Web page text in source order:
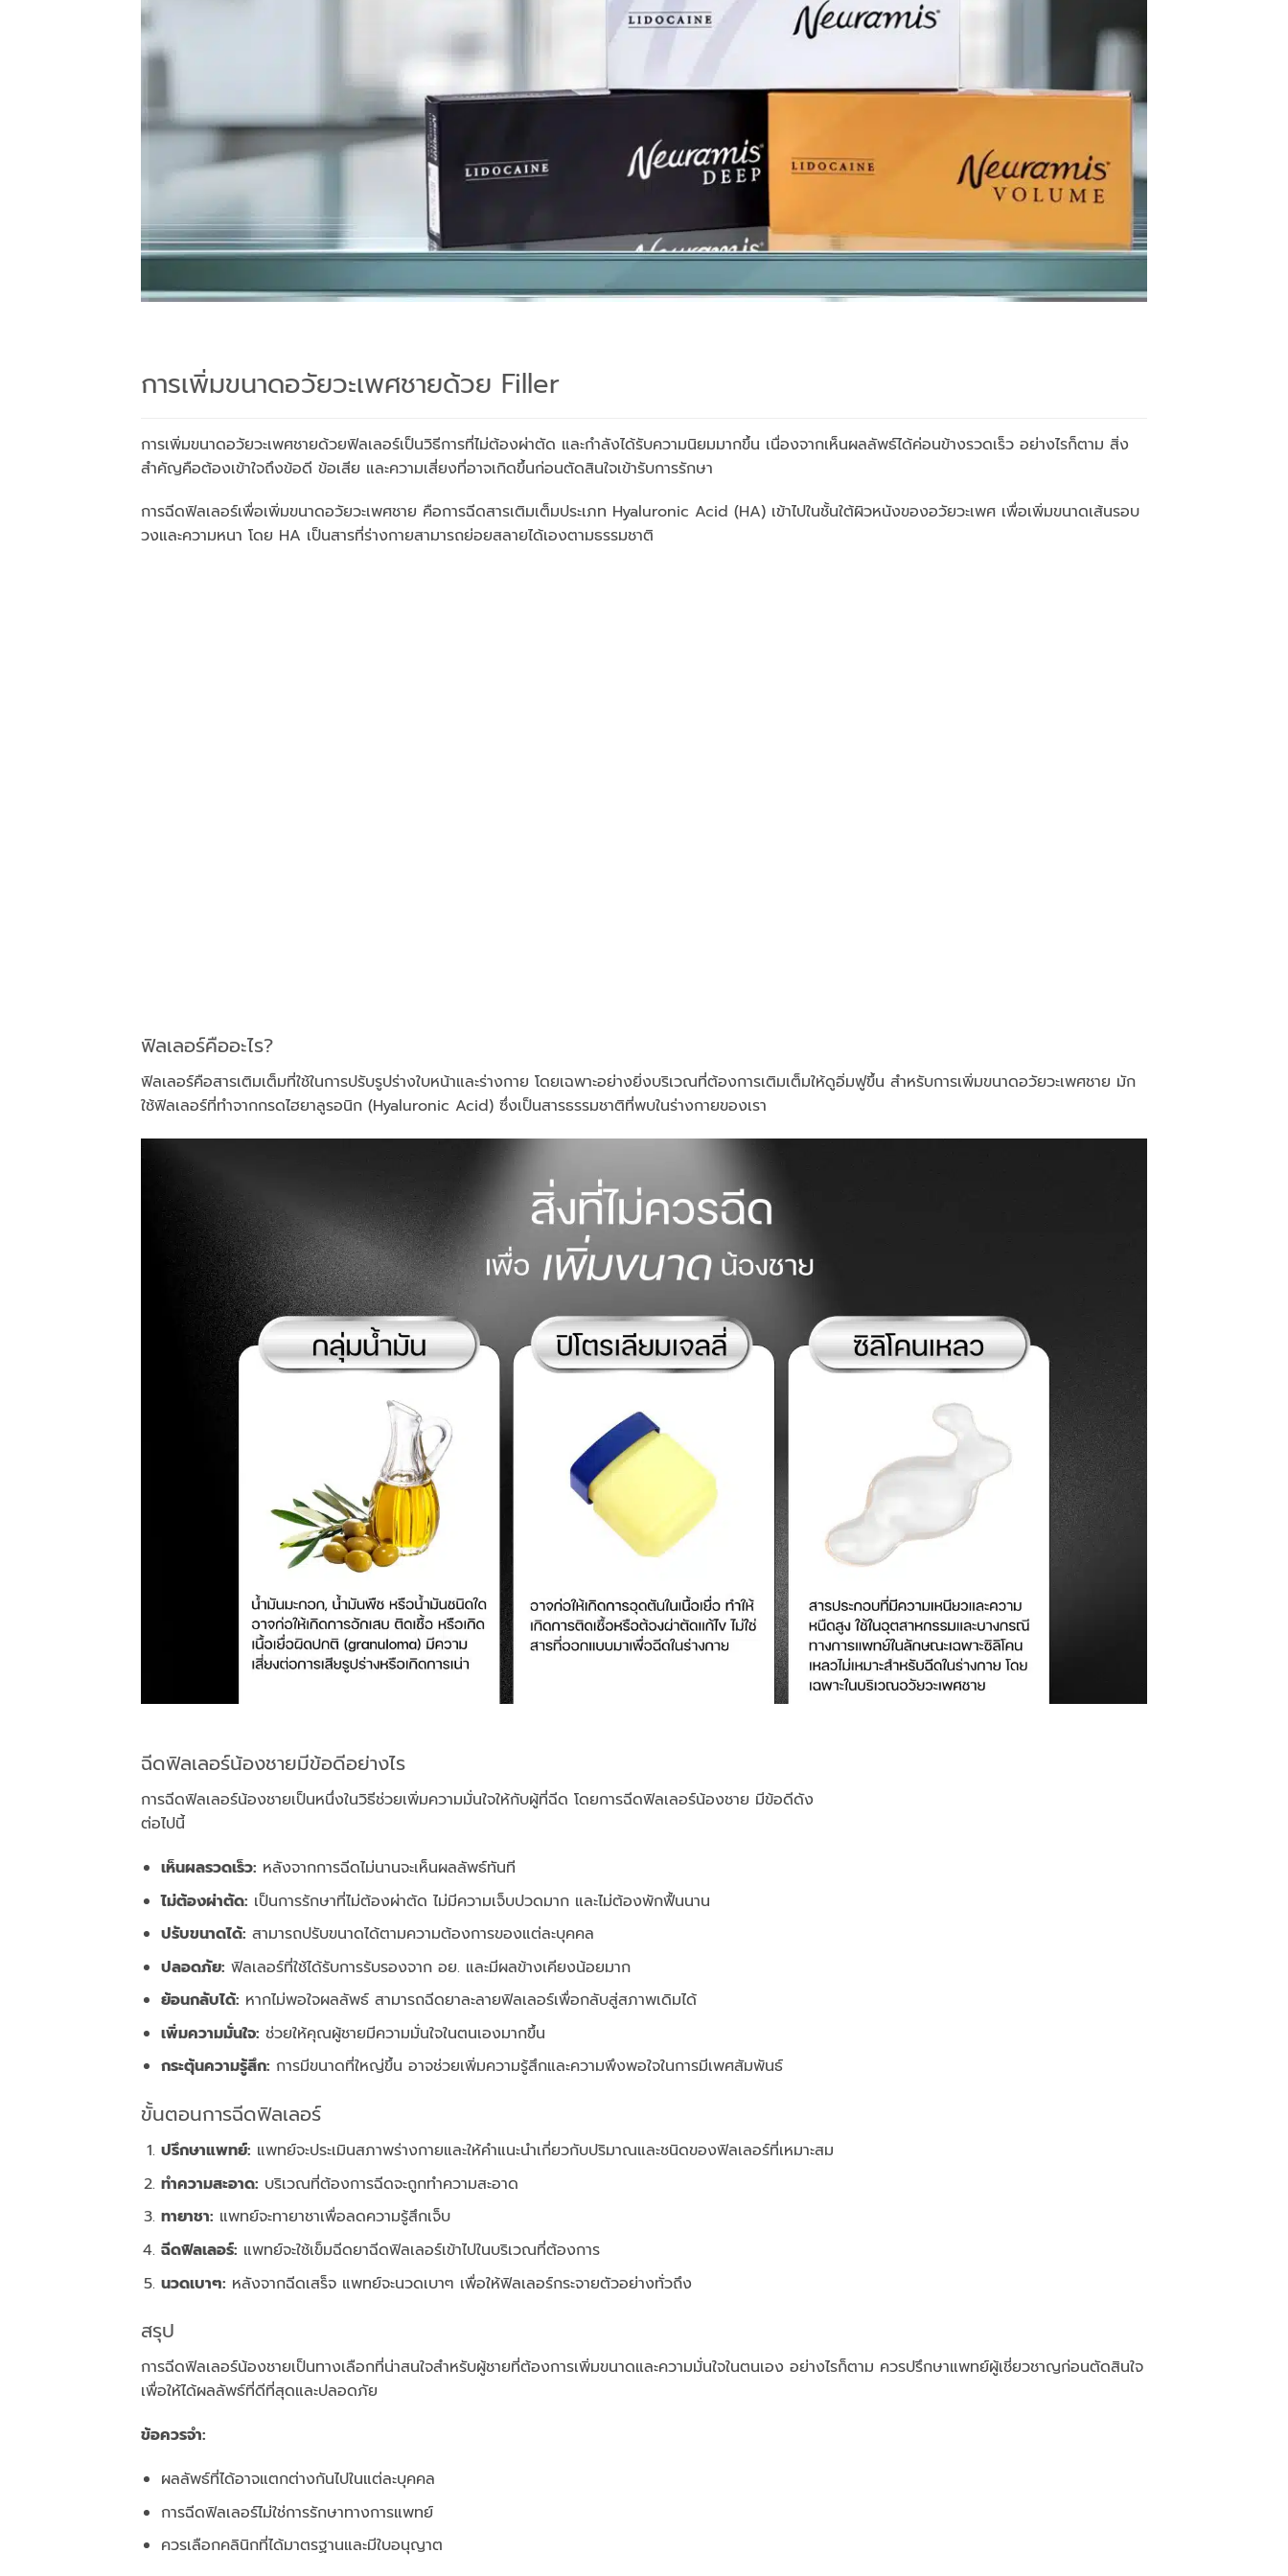
การเพิ่มขนาดอวัยวะเพศชายด้วย Filler
การเพิ่มขนาดอวัยวะเพศชายด้วยฟิลเลอร์เป็นวิธีการที่ไม่ต้องผ่าตัด และกำลังได้รับความนิยมมากขึ้น เนื่องจากเห็นผลลัพธ์ได้ค่อนข้างรวดเร็ว อย่างไรก็ตาม สิ่ง
สำคัญคือต้องเข้าใจถึงข้อดี ข้อเสีย และความเสี่ยงที่อาจเกิดขึ้นก่อนตัดสินใจเข้ารับการรักษา
การฉีดฟิลเลอร์เพื่อเพิ่มขนาดอวัยวะเพศชาย คือการฉีดสารเติมเต็มประเภท Hyaluronic Acid (HA) เข้าไปในชั้นใต้ผิวหนังของอวัยวะเพศ เพื่อเพิ่มขนาดเส้นรอบ
วงและความหนา โดย HA เป็นสารที่ร่างกายสามารถย่อยสลายได้เองตามธรรมชาติ
ฟิลเลอร์คืออะไร?
ฟิลเลอร์คือสารเติมเต็มที่ใช้ในการปรับรูปร่างใบหน้าและร่างกาย โดยเฉพาะอย่างยิ่งบริเวณที่ต้องการเติมเต็มให้ดูอิ่มฟูขึ้น สำหรับการเพิ่มขนาดอวัยวะเพศชาย มัก
ใช้ฟิลเลอร์ที่ทำจากกรดไฮยาลูรอนิก (Hyaluronic Acid) ซึ่งเป็นสารธรรมชาติที่พบในร่างกายของเรา
ฉีดฟิลเลอร์น้องชายมีข้อดีอย่างไร
การฉีดฟิลเลอร์น้องชายเป็นหนึ่งในวิธีช่วยเพิ่มความมั่นใจให้กับผู้ที่ฉีด โดยการฉีดฟิลเลอร์น้องชาย มีข้อดีดัง
ต่อไปนี้
เห็นผลรวดเร็ว: หลังจากการฉีดไม่นานจะเห็นผลลัพธ์ทันที
ไม่ต้องผ่าตัด: เป็นการรักษาที่ไม่ต้องผ่าตัด ไม่มีความเจ็บปวดมาก และไม่ต้องพักฟื้นนาน
ปรับขนาดได้: สามารถปรับขนาดได้ตามความต้องการของแต่ละบุคคล
ปลอดภัย: ฟิลเลอร์ที่ใช้ได้รับการรับรองจาก อย. และมีผลข้างเคียงน้อยมาก
ย้อนกลับได้: หากไม่พอใจผลลัพธ์ สามารถฉีดยาละลายฟิลเลอร์เพื่อกลับสู่สภาพเดิมได้
เพิ่มความมั่นใจ: ช่วยให้คุณผู้ชายมีความมั่นใจในตนเองมากขึ้น
กระตุ้นความรู้สึก: การมีขนาดที่ใหญ่ขึ้น อาจช่วยเพิ่มความรู้สึกและความพึงพอใจในการมีเพศสัมพันธ์
ขั้นตอนการฉีดฟิลเลอร์
ปรึกษาแพทย์: แพทย์จะประเมินสภาพร่างกายและให้คำแนะนำเกี่ยวกับปริมาณและชนิดของฟิลเลอร์ที่เหมาะสม
ทำความสะอาด: บริเวณที่ต้องการฉีดจะถูกทำความสะอาด
ทายาชา: แพทย์จะทายาชาเพื่อลดความรู้สึกเจ็บ
ฉีดฟิลเลอร์: แพทย์จะใช้เข็มฉีดยาฉีดฟิลเลอร์เข้าไปในบริเวณที่ต้องการ
นวดเบาๆ: หลังจากฉีดเสร็จ แพทย์จะนวดเบาๆ เพื่อให้ฟิลเลอร์กระจายตัวอย่างทั่วถึง
สรุป
การฉีดฟิลเลอร์น้องชายเป็นทางเลือกที่น่าสนใจสำหรับผู้ชายที่ต้องการเพิ่มขนาดและความมั่นใจในตนเอง อย่างไรก็ตาม ควรปรึกษาแพทย์ผู้เชี่ยวชาญก่อนตัดสินใจ
เพื่อให้ได้ผลลัพธ์ที่ดีที่สุดและปลอดภัย
ข้อควรจำ:
ผลลัพธ์ที่ได้อาจแตกต่างกันไปในแต่ละบุคคล
การฉีดฟิลเลอร์ไม่ใช่การรักษาทางการแพทย์
ควรเลือกคลินิกที่ได้มาตรฐานและมีใบอนุญาต